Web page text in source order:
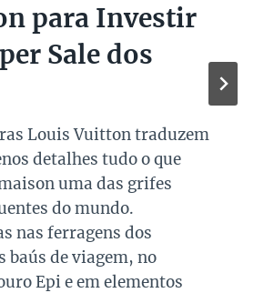
para Investir
Sale dos
Louis Vuitton traduzem
detalhes tudo o que
uma das grifes
do mundo.
nas ferragens dos
baús de viagem, no
Epi e em elementos